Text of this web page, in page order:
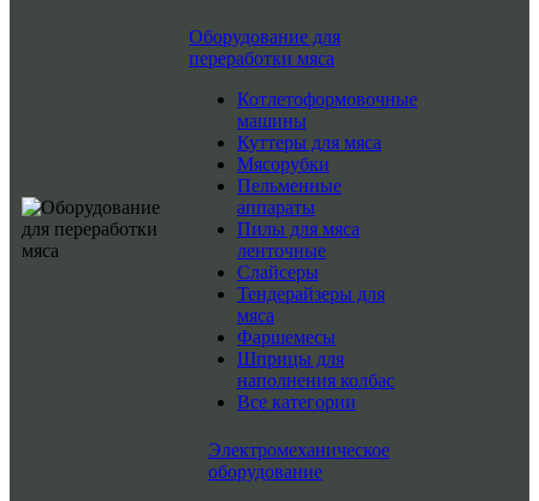
Оборудование для
переработки мяса
Котлетоформовочные
машины
Куттеры для мяса
Мясорубки
Пельменные
аппараты
Пилы для мяса
ленточные
Слайсеры
Тендерайзеры для
мяса
Фаршемесы
Шприцы для
наполнения колбас
Все категории
Электромеханическое
оборудование